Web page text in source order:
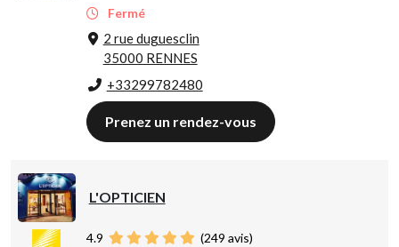
Fermé
2 rue duguesclin
35000 RENNES
+33299782480
Prenez un rendez-vous
L'OPTICIEN
4.9 (249 avis)